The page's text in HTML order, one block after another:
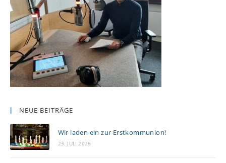
NEUE BEITRÄGE
Wir laden ein zur Erstkommunion!
23. JULI 2026